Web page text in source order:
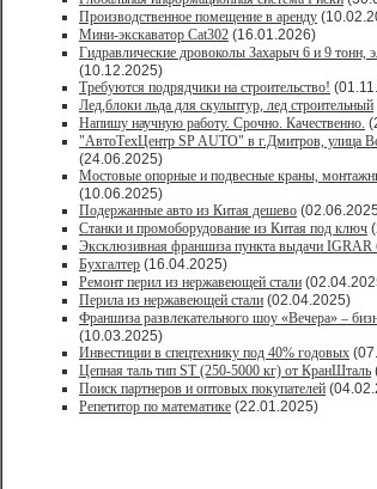
Производственное помещение в аренду
Мини-экскаватор Cat302 (16.01.2026)
Гидравлические дровоколы Захарыч 6 и 9 тонн,
(10.12.2025)
Требуются подрядчики на строительство!
Лед,блоки льда для скульптур, лед строительный
Напишу научную работу. Срочно. Качественно.
"АвтоТехЦентр SP AUTO" в г.Дмитров, улица
(24.06.2025)
Мостовые опорные и подвесные краны,
(10.06.2025)
Подержанные авто из Китая дешево
Станки и промоборудование из Китая под ключ
Эксклюзивная франшиза пункта выдачи IGRAR
Бухгалтер (16.04.2025)
Ремонт перил из нержавеющей стали
Перила из нержавеющей стали (02.04.2025)
Франшиза развлекательного шоу «Вечера» –
(10.03.2025)
Инвестиции в спецтехнику под 40% годовых
Цепная таль тип ST (250-5000 кг) от КранШталь
Поиск партнеров и оптовых покупателей
Репетитор по математике (22.01.2025)